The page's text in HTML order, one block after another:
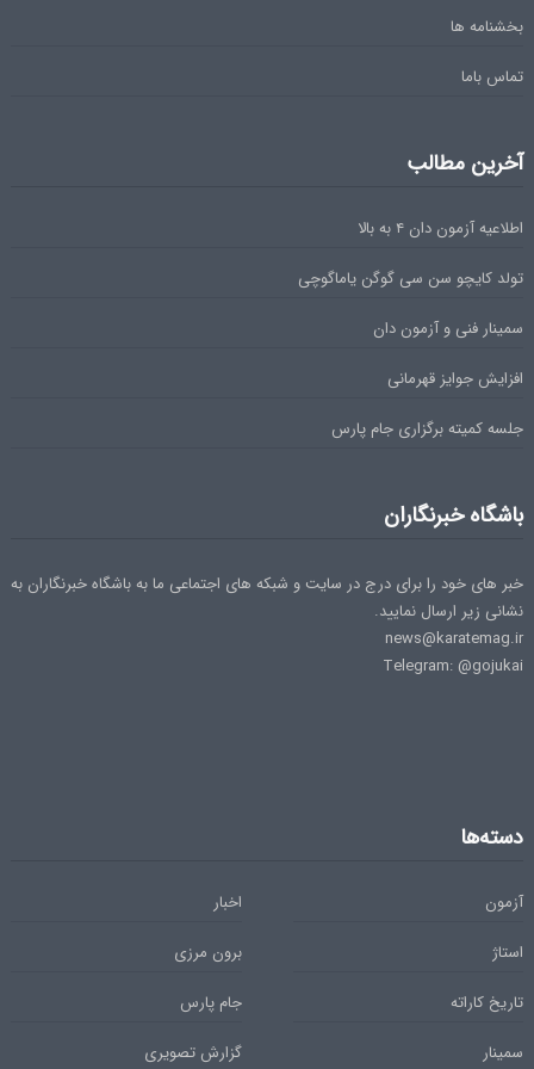
بخشنامه ها
تماس باما
آخرین مطالب
اطلاعیه آزمون دان ۴ به بالا
تولد کایچو سن سی گوگن یاماگوچی
سمینار فنی و آزمون دان
افزایش جوایز قهرمانی
جلسه کمیته برگزاری جام پارس
باشگاه خبرنگاران
خبر های خود را برای درج در سایت و شبکه های اجتماعی ما به باشگاه خبرنگاران به
نشانی زیر ارسال نمایید.
news@karatemag.ir
Telegram: @gojukai
دسته‌ها
آزمون
اخبار
استاژ
برون مرزی
تاریخ کاراته
جام پارس
سمینار
گزارش تصویری